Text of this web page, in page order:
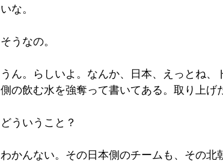
いな。
そうなの。
うん。らしいよ。なんか、日本、えっとね
側の飲む水を強奪って書いてある。取り上げ
どういうこと？
わかんない。その日本側のチームも、その